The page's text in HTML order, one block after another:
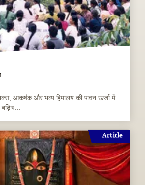
आकर्षक और भव्य हिमालय की पावन ऊर्जा में
Article